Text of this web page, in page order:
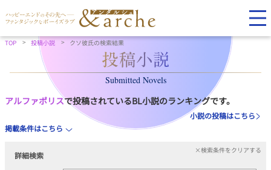
TOP 投稿小説 クソ彼氏の検索結果
Submitted Novels
アルファポリスで投稿されているBL小説のランキングです。
小説の投稿はこちら
掲載条件はこちら
詳細検索
×検索条件をクリアする